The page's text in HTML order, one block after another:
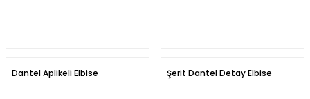
Dantel Aplikeli Elbise Şerit Dantel Detay Elbise